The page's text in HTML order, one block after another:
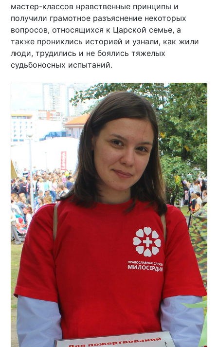
мастер-классов нравственные принципы и
получили грамотное разъяснение некоторых
вопросов, относящихся к Царской семье, а
также прониклись историей и узнали, как жили
люди, трудились и не боялись тяжелых
судьбоносных испытаний.